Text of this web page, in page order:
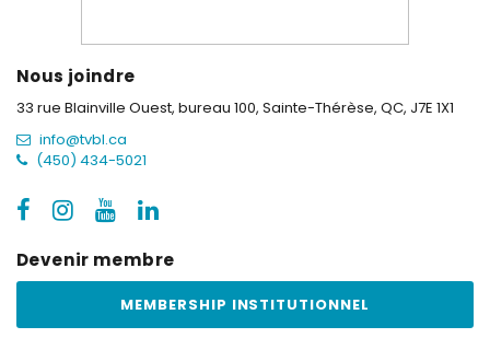
Nous joindre
33 rue Blainville Ouest, bureau 100, Sainte-Thérèse, QC, J7E 1X1
info@tvbl.ca
(450) 434-5021
Devenir membre
MEMBERSHIP INSTITUTIONNEL